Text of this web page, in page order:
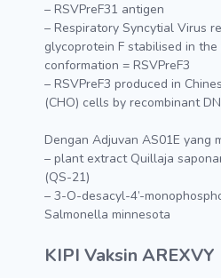
– RSVPreF31 antigen
– Respiratory Syncytial Virus
glycoprotein F stabilised in
conformation = RSVPreF3
– RSVPreF3 produced in
(CHO) cells by recombinant
Dengan Adjuvan AS01E yang
– plant extract Quillaja
(QS-21)
– 3-O-desacyl-4’-
Salmonella minnesota
KIPI Vaksin AREXVY